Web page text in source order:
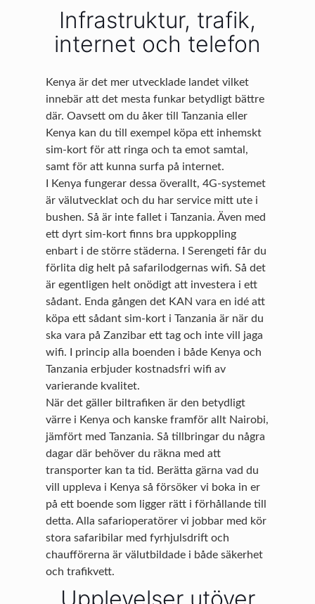
Infrastruktur, trafik,
internet och telefon
Kenya är det mer utvecklade landet vilket
innebär att det mesta funkar betydligt bättre
där. Oavsett om du åker till Tanzania eller
Kenya kan du till exempel köpa ett inhemskt
sim-kort för att ringa och ta emot samtal,
samt för att kunna surfa på internet.
I Kenya fungerar dessa överallt, 4G-systemet
är välutvecklat och du har service mitt ute i
bushen. Så är inte fallet i Tanzania. Även med
ett dyrt sim-kort finns bra uppkoppling
enbart i de större städerna. I Serengeti får du
förlita dig helt på safarilodgernas wifi. Så det
är egentligen helt onödigt att investera i ett
sådant. Enda gången det KAN vara en idé att
köpa ett sådant sim-kort i Tanzania är när du
ska vara på Zanzibar ett tag och inte vill jaga
wifi. I princip alla boenden i både Kenya och
Tanzania erbjuder kostnadsfri wifi av
varierande kvalitet.
När det gäller biltrafiken är den betydligt
värre i Kenya och kanske framför allt Nairobi,
jämfört med Tanzania. Så tillbringar du några
dagar där behöver du räkna med att
transporter kan ta tid. Berätta gärna vad du
vill uppleva i Kenya så försöker vi boka in er
på ett boende som ligger rätt i förhållande till
detta. Alla safarioperatörer vi jobbar med kör
stora safaribilar med fyrhjulsdrift och
chaufförerna är välutbildade i både säkerhet
och trafikvett.